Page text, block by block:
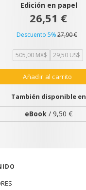
Edición en papel
26,51 €
Descuento 5%27,90 €
505,00 MX$ 29,50 US$
Añadir al carrito
También disponible en
eBook / 9,50 €